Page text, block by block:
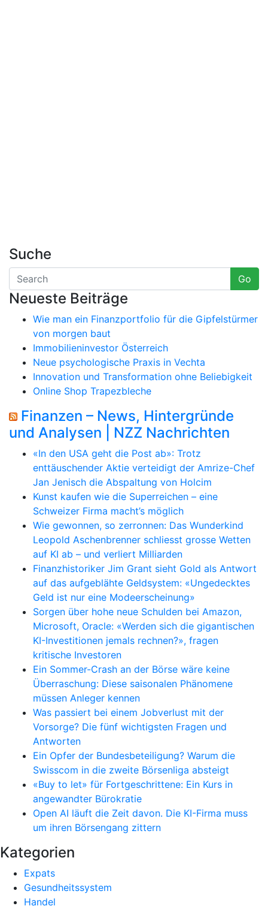
Suche
Go
Neueste Beiträge
Wie man ein Finanzportfolio für die Gipfelstürmer
von morgen baut
Immobilieninvestor Österreich
Neue psychologische Praxis in Vechta
Innovation und Transformation ohne Beliebigkeit
Online Shop Trapezbleche
Finanzen – News, Hintergründe
und Analysen | NZZ Nachrichten
«In den USA geht die Post ab»: Trotz
enttäuschender Aktie verteidigt der Amrize-Chef
Jan Jenisch die Abspaltung von Holcim
Kunst kaufen wie die Superreichen – eine
Schweizer Firma macht’s möglich
Wie gewonnen, so zerronnen: Das Wunderkind
Leopold Aschenbrenner schliesst grosse Wetten
auf KI ab – und verliert Milliarden
Finanzhistoriker Jim Grant sieht Gold als Antwort
auf das aufgeblähte Geldsystem: «Ungedecktes
Geld ist nur eine Modeerscheinung»
Sorgen über hohe neue Schulden bei Amazon,
Microsoft, Oracle: «Werden sich die gigantischen
KI-Investitionen jemals rechnen?», fragen
kritische Investoren
Ein Sommer-Crash an der Börse wäre keine
Überraschung: Diese saisonalen Phänomene
müssen Anleger kennen
Was passiert bei einem Jobverlust mit der
Vorsorge? Die fünf wichtigsten Fragen und
Antworten
Ein Opfer der Bundesbeteiligung? Warum die
Swisscom in die zweite Börsenliga absteigt
«Buy to let» für Fortgeschrittene: Ein Kurs in
angewandter Bürokratie
Open AI läuft die Zeit davon. Die KI-Firma muss
um ihren Börsengang zittern
Kategorien
Expats
Gesundheitssystem
Handel